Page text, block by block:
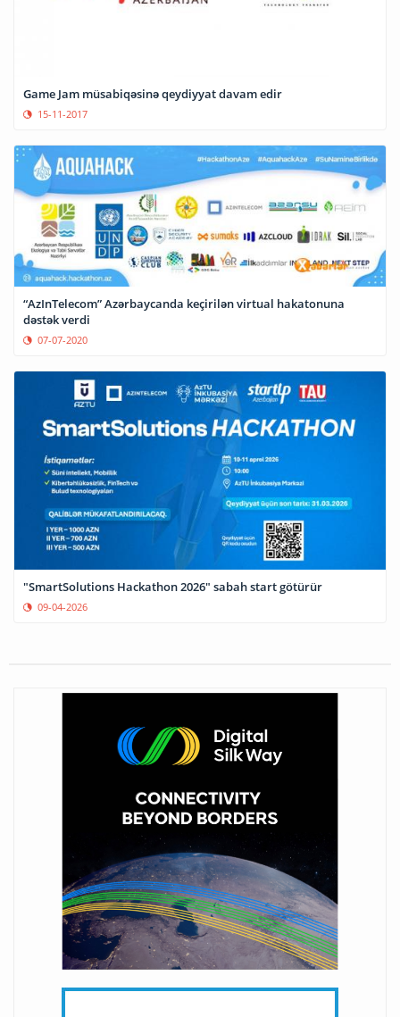
Game Jam müsabiqəsinə qeydiyyat davam edir
15-11-2017
“AzInTelecom” Azərbaycanda keçirilən virtual hakatonuna
dəstək verdi
07-07-2020
"SmartSolutions Hackathon 2026" sabah start götürür
09-04-2026